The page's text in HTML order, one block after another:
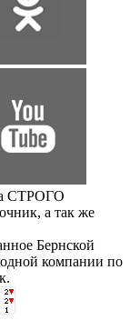
СТРОГО
а так же
Бернской
компании по